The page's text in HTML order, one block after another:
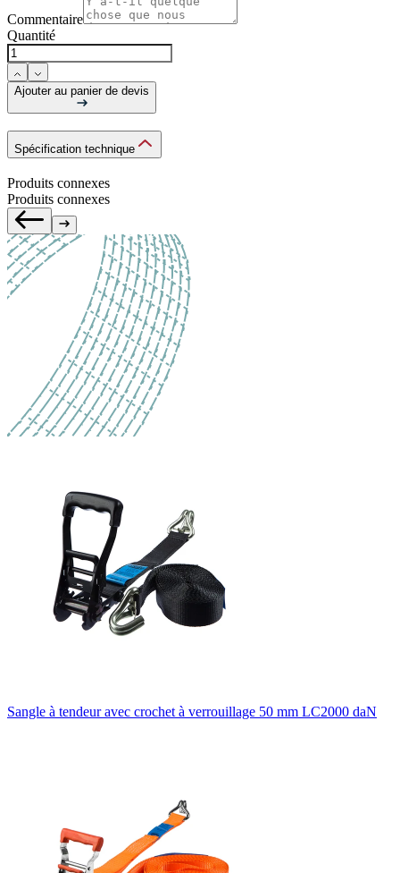
Commentaire
Quantité
Ajouter au panier de devis
Spécification technique
Produits connexes
Produits connexes
Sangle à tendeur avec crochet à verrouillage 50 mm LC2000 daN